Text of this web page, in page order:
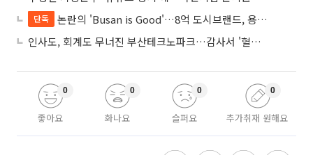
단독
논란의 'Busan is Good'…8억 도시브랜드, 용산 대통령실 CI 업체가 수행
인사도, 회계도 무너진 부산테크노파크…감사서 '혈세 유용·인사 뒤집기' 적발
좋아요
0
화나요
0
슬퍼요
0
추가취재 원해요
0